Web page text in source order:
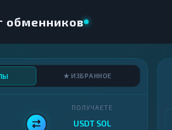
обменников
★ ИЗБРАННОЕ
ПОЛУЧАЕТЕ
USDT SOL